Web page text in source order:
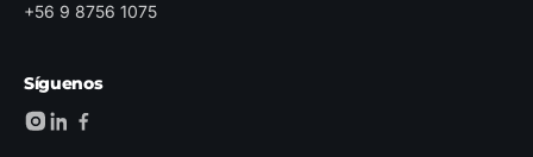
+56 9 8756 1075
Síguenos